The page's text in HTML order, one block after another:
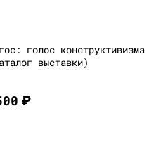
голос конструктивизма
выставки)
₽